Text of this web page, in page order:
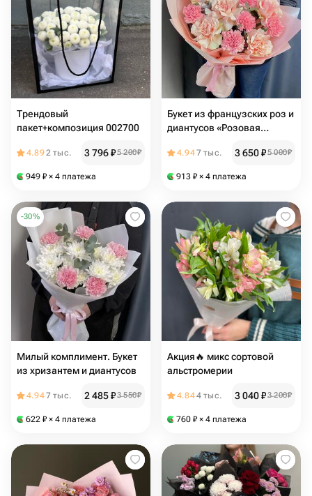
Трендовый
пакет+композиция 002700
4.892 тыс. 3 796₽5 200₽
949 ₽ × 4 платежа
Букет из французских роз и
диантусов «Розовая
4.947 тыс. 3 650₽5 000₽
913 ₽ × 4 платежа
-30%
Милый комплимент. Букет
из хризантем и диантусов
4.947 тыс. 2 485₽3 550₽
622 ₽ × 4 платежа
Акция🔥 микс сортовой
альстромерии
4.844 тыс. 3 040₽3 200₽
760 ₽ × 4 платежа